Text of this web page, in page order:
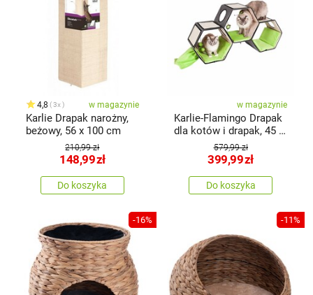
4,8 3x w magazynie
Karlie Drapak narożny,
beżowy, 56 x 100 cm
210,99 zł
148,99zł
Do koszyka
w magazynie
Karlie-Flamingo Drapak
dla kotów i drapak, 45 x
579,99 zł
399,99zł
Do koszyka
-16% -11%